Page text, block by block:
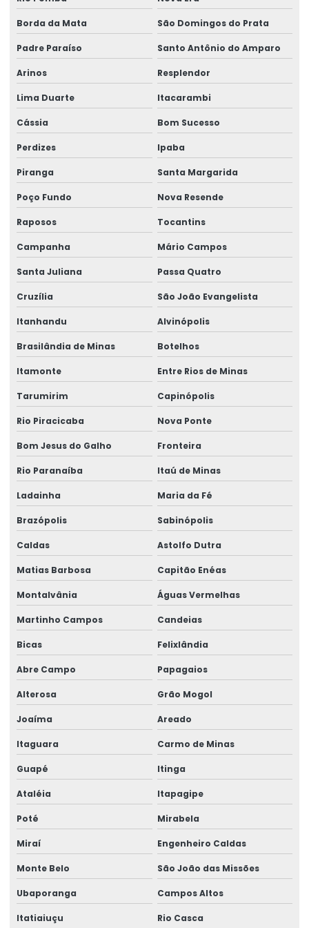
Talha Fixa Aço Carbono Preço
Talha Fixa Cinta Industrial
Talha Fixa De Cabo De Aço
Talha Fixa Para Indústria Pesada
Talha Fixa Para Projetos De Engenharia Pesada
Talha Motorizada Para Pontes Rolantes Duplaviga
Talha Nova Com Inversor De Frequência
Talha Para Ambientes Com Restrição De Altura
Talha Univiga Com Monitoramento
Talhas elétricas de cabo de aço
Talhas elétricas de cabo de aço swf
Talhas elétricas de corrente swf
Topografia caminho de rolamento
Treinamento Em Segurança De Elevadores
Treinamento para operadores de ponte rolante
Treinamento de ponte rolante
Trilhos para pontes rolantes
Trilhos de rolamento para pontes rolantes
Trole Elétrico
Trole Elétrico Para Produção E Montagem
Trole Motorizado Para Talha
Venda de peças para pontes rolantes
Venda de talha cabo de aço
Venda de talha elétrica para usina hidrelétrica
Borda da Mata São Domingos do Prata
Padre Paraíso Santo Antônio do Amparo
Arinos Resplendor
Lima Duarte Itacarambi
Cássia Bom Sucesso
Perdizes Ipaba
Piranga Santa Margarida
Poço Fundo Nova Resende
Raposos Tocantins
Campanha Mário Campos
Santa Juliana Passa Quatro
Cruzília São João Evangelista
Itanhandu Alvinópolis
Brasilândia de Minas Botelhos
Itamonte Entre Rios de Minas
Tarumirim Capinópolis
Rio Piracicaba Nova Ponte
Bom Jesus do Galho Fronteira
Rio Paranaíba Itaú de Minas
Ladainha Maria da Fé
Brazópolis Sabinópolis
Caldas Astolfo Dutra
Matias Barbosa Capitão Enéas
Montalvânia Águas Vermelhas
Martinho Campos Candeias
Bicas Felixlândia
Abre Campo Papagaios
Alterosa Grão Mogol
Joaíma Areado
Itaguara Carmo de Minas
Guapé Itinga
Ataléia Itapagipe
Poté Mirabela
Miraí Engenheiro Caldas
Monte Belo São João das Missões
Ubaporanga Campos Altos
Itatiaiuçu Rio Casca